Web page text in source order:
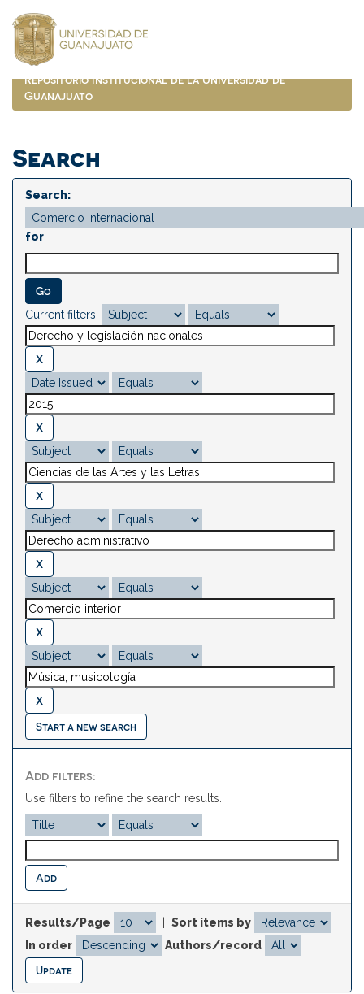
navigation
Repositorio Institucional de la Universidad de
Guanajuato
Search
Search:
for
Current filters:
Start a new search
Add filters:
Use filters to refine the search results.
Results/Page
Sort items by
In order
Authors/record